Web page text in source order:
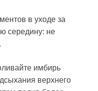
в уходе за
середину: не
имбирь
верхнего